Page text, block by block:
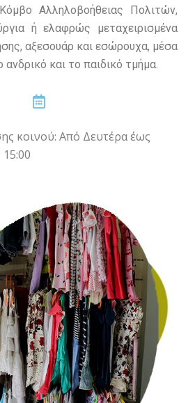
Αλληλοβοήθειας Πολιτών,
ή ελαφρώς μεταχειρισμένα
αξεσουάρ και εσώρουχα, μέσα
ανδρικό και το παιδικό τμήμα.
κοινού: Από Δευτέρα έως